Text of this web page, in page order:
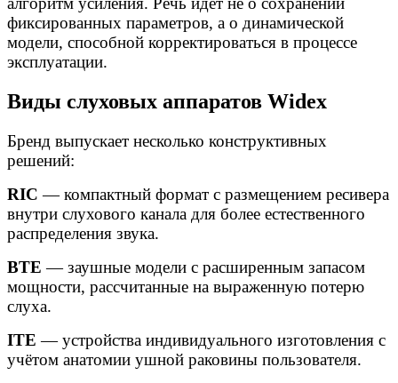
фиксированных параметров, а о динамической
модели, способной корректироваться в процессе
эксплуатации.
Виды слуховых аппаратов Widex
Бренд выпускает несколько конструктивных
решений:
RIC — компактный формат с размещением ресивера
внутри слухового канала для более естественного
распределения звука.
BTE — заушные модели с расширенным запасом
мощности, рассчитанные на выраженную потерю
слуха.
ITE — устройства индивидуального изготовления с
учётом анатомии ушной раковины пользователя.